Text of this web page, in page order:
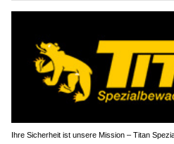
Ihre Sicherheit ist unsere Mission – Titan